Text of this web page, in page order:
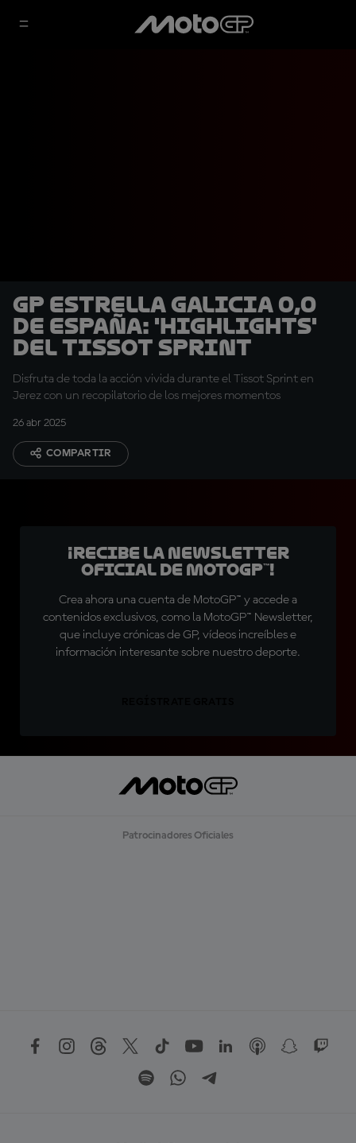
GP Estrella Galicia 0,0
de España: 'Highlights'
del Tissot Sprint
Disfruta de toda la acción vivida durante el Tissot Sprint en
Jerez con un recopilatorio de los mejores momentos
26 abr 2025
COMPARTIR
¡Recibe la Newsletter
oficial de MotoGP™!
Crea ahora una cuenta de MotoGP™ y accede a
contenidos exclusivos, como la MotoGP™ Newsletter,
que incluye crónicas de GP, vídeos increíbles e
información interesante sobre nuestro deporte.
Patrocinadores Oficiales